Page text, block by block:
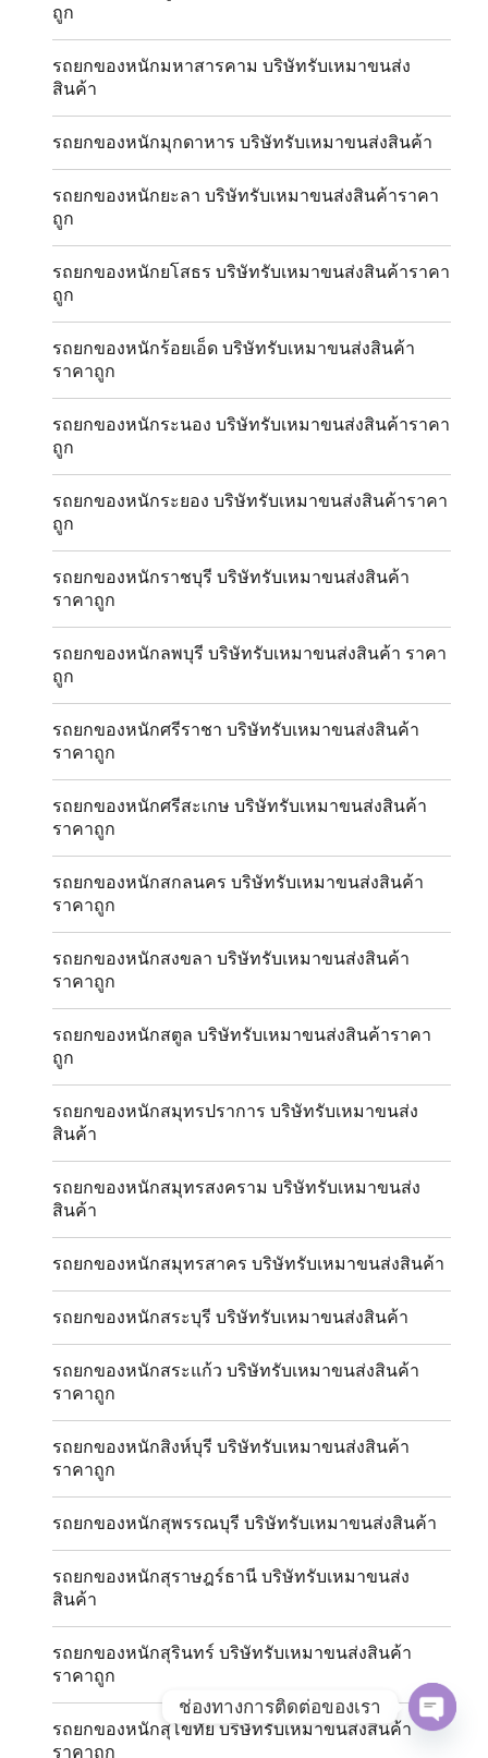
ถูก
รถยกของหนักมหาสารคาม บริษัทรับเหมาขนส่ง
สินค้า
รถยกของหนักมุกดาหาร บริษัทรับเหมาขนส่งสินค้า
รถยกของหนักยะลา บริษัทรับเหมาขนส่งสินค้าราคา
ถูก
รถยกของหนักยโสธร บริษัทรับเหมาขนส่งสินค้าราคา
ถูก
รถยกของหนักร้อยเอ็ด บริษัทรับเหมาขนส่งสินค้า
ราคาถูก
รถยกของหนักระนอง บริษัทรับเหมาขนส่งสินค้าราคา
ถูก
รถยกของหนักระยอง บริษัทรับเหมาขนส่งสินค้าราคา
ถูก
รถยกของหนักราชบุรี บริษัทรับเหมาขนส่งสินค้า
ราคาถูก
รถยกของหนักลพบุรี บริษัทรับเหมาขนส่งสินค้า ราคา
ถูก
รถยกของหนักศรีราชา บริษัทรับเหมาขนส่งสินค้า
ราคาถูก
รถยกของหนักศรีสะเกษ บริษัทรับเหมาขนส่งสินค้า
ราคาถูก
รถยกของหนักสกลนคร บริษัทรับเหมาขนส่งสินค้า
ราคาถูก
รถยกของหนักสงขลา บริษัทรับเหมาขนส่งสินค้า
ราคาถูก
รถยกของหนักสตูล บริษัทรับเหมาขนส่งสินค้าราคา
ถูก
รถยกของหนักสมุทรปราการ บริษัทรับเหมาขนส่ง
สินค้า
รถยกของหนักสมุทรสงคราม บริษัทรับเหมาขนส่ง
สินค้า
รถยกของหนักสมุทรสาคร บริษัทรับเหมาขนส่งสินค้า
รถยกของหนักสระบุรี บริษัทรับเหมาขนส่งสินค้า
รถยกของหนักสระแก้ว บริษัทรับเหมาขนส่งสินค้า
ราคาถูก
รถยกของหนักสิงห์บุรี บริษัทรับเหมาขนส่งสินค้า
ราคาถูก
รถยกของหนักสุพรรณบุรี บริษัทรับเหมาขนส่งสินค้า
รถยกของหนักสุราษฎร์ธานี บริษัทรับเหมาขนส่ง
สินค้า
รถยกของหนักสุรินทร์ บริษัทรับเหมาขนส่งสินค้า
ราคาถูก
รถยกของหนักสุโขทัย บริษัทรับเหมาขนส่งสินค้า
ราคาถูก
ช่องทางการติดต่อของเรา
OPEN